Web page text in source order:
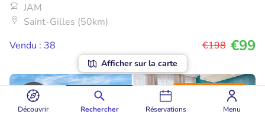
Découvrir Rechercher Réservations Menu
Afficher sur la carte
JAM
Saint-Gilles (50km)
Vendu : 38
€198 €99
41% réduction